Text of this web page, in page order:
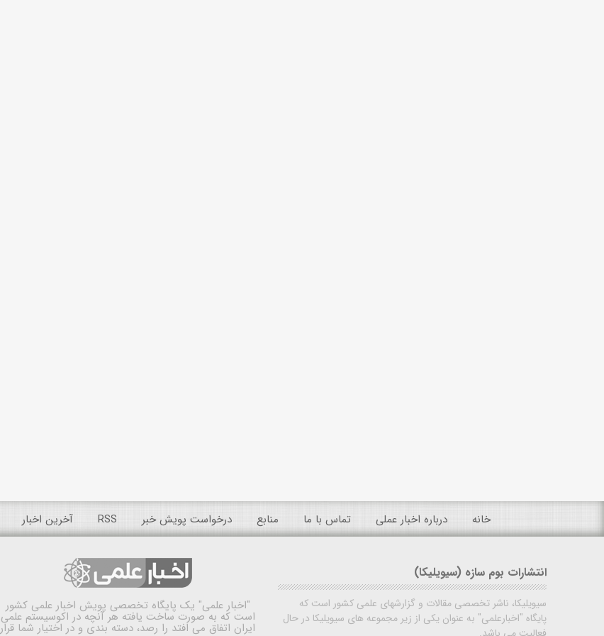
خانه درباره اخبار عملی تماس با ما منابع درخواست پویش خبر RSS آخرین اخبار
انتشارات بوم سازه (سیویلیکا)
سیویلیکا، ناشر تخصصی مقالات و گزارشهای علمی کشور است که
پایگاه "اخبارعلمی" به عنوان یکی از زیر مجموعه های سیویلیکا در حال
"اخبار علمی" یک پایگاه تخصصی پویش اخبار علمی کشور
است که به صورت ساخت یافته هر آنچه در اکوسیستم علمی
ایران اتفاق می افتد را رصد، دسته بندی و در اختیار شما قرار